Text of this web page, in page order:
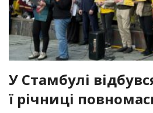
У Стамбулі
ї річниці